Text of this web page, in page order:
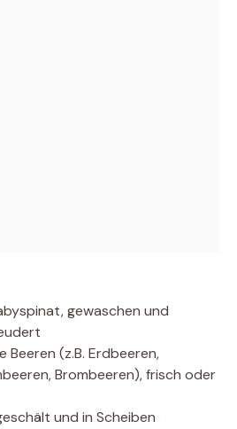
gewaschen und
Beeren (z.B. Erdbeeren,
Brombeeren), frisch oder
und in Scheiben